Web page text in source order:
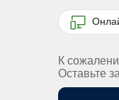
К
Оставьте